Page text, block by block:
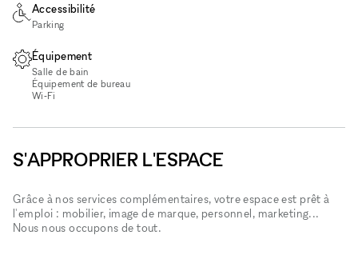
Accessibilité
Parking
Équipement
Salle de bain
Équipement de bureau
Wi‑Fi
S'APPROPRIER L'ESPACE
Grâce à nos services complémentaires, votre espace est prêt à
l'emploi : mobilier, image de marque, personnel, marketing...
Nous nous occupons de tout.